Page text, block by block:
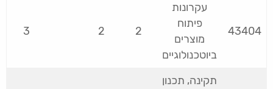
43404
עקרונות
פיתוח
מוצרים
ביוטכנולוגיים
2
2
3
תקינה, תכנון